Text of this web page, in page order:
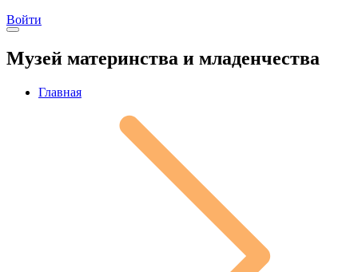
Войти
Музей материнства и младенчества
Главная